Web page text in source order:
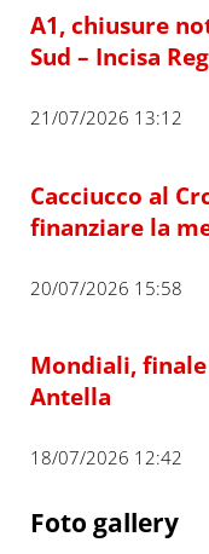
A1, chiusure
Sud – Incisa
21/07/2026 13:12
Cacciucco al
finanziare la
20/07/2026 15:58
Mondiali,
Antella
18/07/2026 12:42
Foto gallery